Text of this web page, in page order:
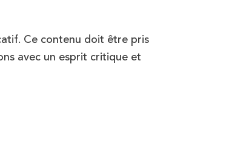
Ce contenu doit être pris
avec un esprit critique et